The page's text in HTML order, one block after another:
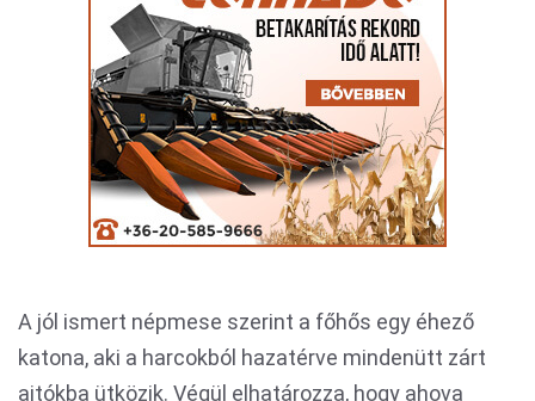
A jól ismert népmese szerint a főhős egy éhező
katona, aki a harcokból hazatérve mindenütt zárt
ajtókba ütközik. Végül elhatározza, hogy ahova